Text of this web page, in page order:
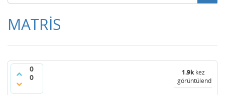
MATRİS
0
0
1.9kkez
görüntülendi